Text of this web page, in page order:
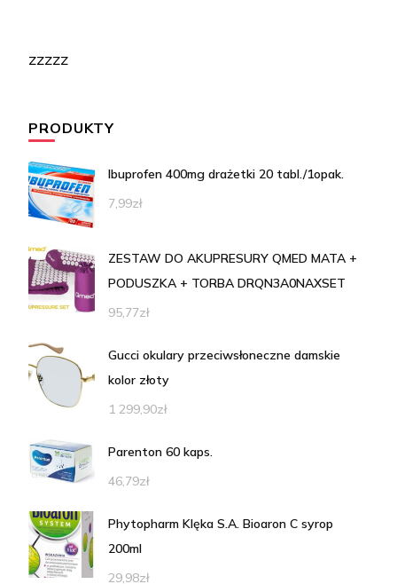
zzzzz
PRODUKTY
Ibuprofen 400mg drażetki 20 tabl./1opak.
7,99zł
ZESTAW DO AKUPRESURY QMED MATA +
PODUSZKA + TORBA DRQN3A0NAXSET
95,77zł
Gucci okulary przeciwsłoneczne damskie
kolor złoty
1 299,90zł
Parenton 60 kaps.
46,79zł
Phytopharm Klęka S.A. Bioaron C syrop
200ml
29,98zł